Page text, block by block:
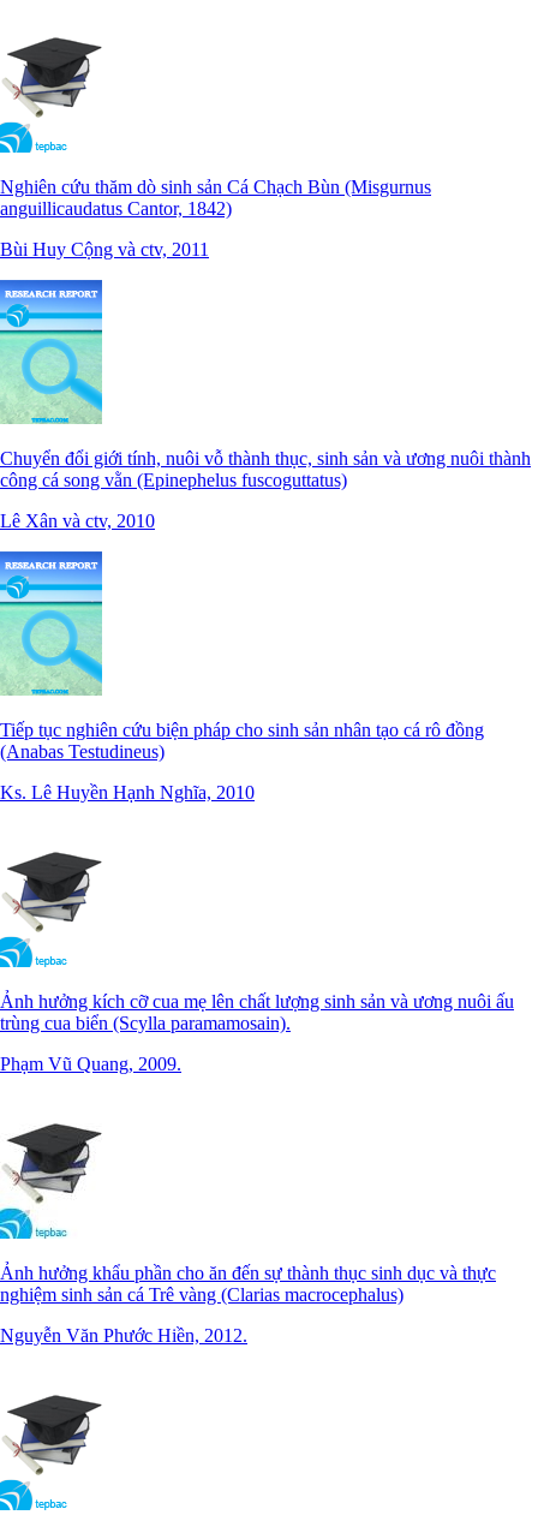
Nghiên cứu thăm dò sinh sản Cá Chạch Bùn (Misgurnus
anguillicaudatus Cantor, 1842)
Bùi Huy Cộng và ctv, 2011
Chuyển đổi giới tính, nuôi vỗ thành thục, sinh sản và ương nuôi thành
công cá song vằn (Epinephelus fuscoguttatus)
Lê Xân và ctv, 2010
Tiếp tục nghiên cứu biện pháp cho sinh sản nhân tạo cá rô đồng
(Anabas Testudineus)
Ks. Lê Huyền Hạnh Nghĩa, 2010
Ảnh hưởng kích cỡ cua mẹ lên chất lượng sinh sản và ương nuôi ấu
trùng cua biển (Scylla paramamosain).
Phạm Vũ Quang, 2009.
Ảnh hưởng khẩu phần cho ăn đến sự thành thục sinh dục và thực
nghiệm sinh sản cá Trê vàng (Clarias macrocephalus)
Nguyễn Văn Phước Hiền, 2012.